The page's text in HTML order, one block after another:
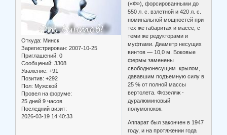
Откуда: Минск
Зарегистрирован: 2007-10-25
Приглашений: 0
Сообщений: 3308
Уважение: +91
Позитив: +292
Пол: Мужской
Провел на форуме:
25 дней 9 часов
Последний визит:
2026-03-19 14:40:33
(«Ф»), форсированными до
550 л. с. взлетной и 420 л. с.
номинальной мощностей при
тех же габаритах и массе, с
теми же редукторами и
муфтами. Диаметр несущих
винтов — 10,0 м. Боковые
фермы заменены
свободнонесущим крылом,
дававшим подъемную силу в
25 % от полной массы
вертолета. Фюзеляж -
дуралюминовый
полумонокок.
Аппарат был закончен в 1947
году, и на протяжении года